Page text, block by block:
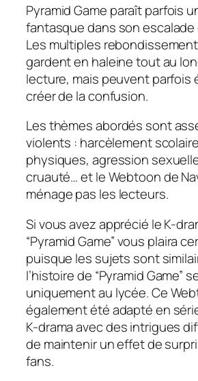
Pyramid Game paraît parfois
fantasque dans son escalade
Les multiples
gardent en haleine tout au
lecture, mais peuvent parfois
créer de la confusion.
Les thèmes abordés sont
violents : harcèlement
physiques, agression
cruauté… et le Webtoon de
ménage pas les lecteurs.
Si vous avez apprécié le K-
“Pyramid Game” vous plaira
puisque les sujets sont
l’histoire de “Pyramid Game”
uniquement au lycée. Ce
également été adapté en
K-drama avec des intrigues
de maintenir un effet de
fans.